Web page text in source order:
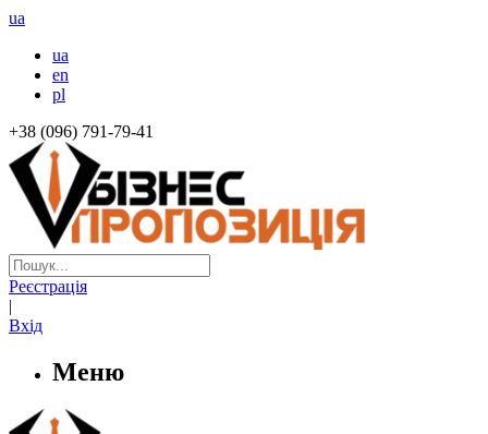
ua
ua
en
pl
+38 (096) 791-79-41
Реєстрація
|
Вхід
Меню